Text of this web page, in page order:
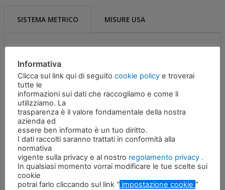
SISTEMA METRICO MISURE USA
Peso dell’escavatore
ton
Peso dell’attrezzatura (No kit)
1640 kg
Pressione massima dell’olio
340 bar
Portata massima dell’olio
260 – 320
Pressione d’olio per la
rotazione
120 – 130
bar
Informativa
Clicca sul link qui di seguito cookie policy e troverai
tutte le
informazioni sui dati che raccogliamo e come li
utilizziamo. La
trasparenza è il valore fondamentale della nostra
azienda ed
essere ben informato è un tuo diritto.
I dati raccolti saranno trattati in conformità alla
normativa
vigente sulla privacy e al nostro regolamento privacy .
In qualsiasi momento vorrai modificare le tue scelte sui
cookie
potrai farlo cliccando sul link " impostazione cookie "